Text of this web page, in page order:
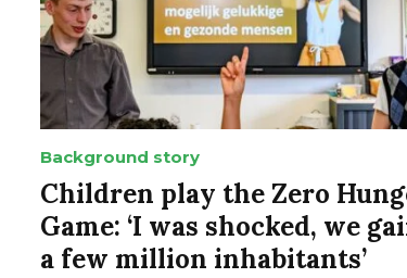
Background story
Children play the Zero
Game: ‘I was shocked, we
a few million inhabitants’